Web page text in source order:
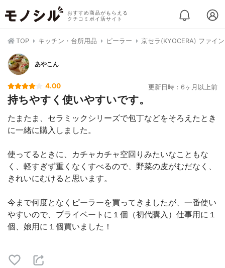
おすすめ商品がもらえる
クチコミポイ活サイト
TOP キッチン・台所用品 ピーラー 京セラ(KYOCERA) ファイ
あやこん
4.00 更新日時：6ヶ月以上前
持ちやすく使いやすいです。
たまたま、セラミックシリーズで包丁などをそろえたとき
に一緒に購入しました。
使ってるときに、カチャカチャ空回りみたいなこともな
く、軽すぎず重くなくすべるので、野菜の皮がむだなく、
きれいにむけると思います。
今まで何度となくピーラーを買ってきましたが、一番使い
やすいので、プライベートに１個（初代購入）仕事用に１
個、娘用に１個買いました！